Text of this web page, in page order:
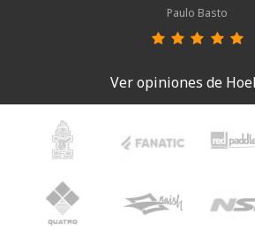
Paulo Basto
Ver opiniones de